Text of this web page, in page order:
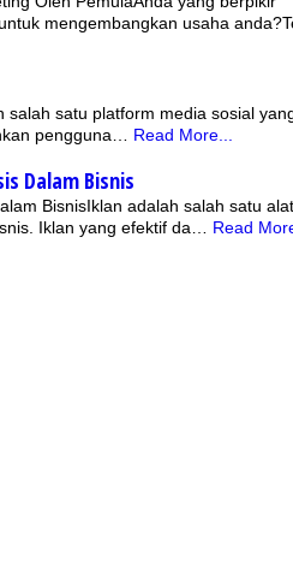
mengembangkan usaha
salah satu platform media sosial
pengguna… Read More...
Dalam Bisnis
BisnisIklan adalah salah satu alat
Iklan yang efektif da… Read